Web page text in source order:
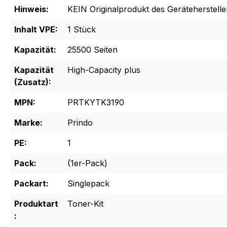
Hinweis:
KEIN Originalprodukt des
Inhalt VPE:
1 Stück
Kapazität:
25500 Seiten
Kapazität
(Zusatz):
High-Capacity plus
MPN:
PRTKYTK3190
Marke:
Prindo
PE:
1
Pack:
(1er-Pack)
Packart:
Singlepack
Produktart
:
Toner-Kit